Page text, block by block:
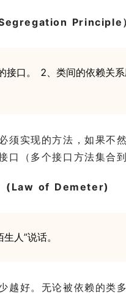
Principle
接口。 2、类间的依赖关
须实现的方法，如果不
口（多个接口方法集合
）(Law of Demeter)
人”说话。
越好。无论被依赖的类